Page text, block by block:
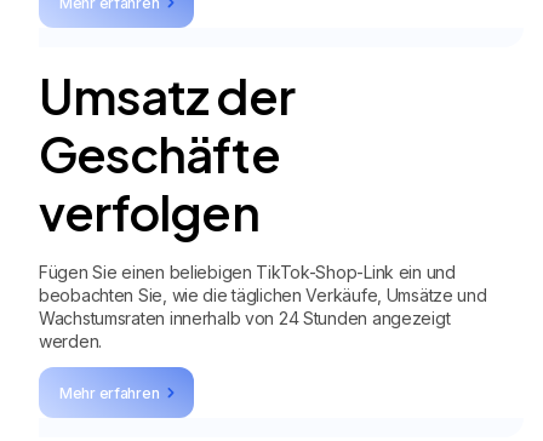
Umsatz der
Geschäfte
verfolgen
Fügen Sie einen beliebigen TikTok-Shop-Link ein und
beobachten Sie, wie die täglichen Verkäufe, Umsätze und
Wachstumsraten innerhalb von 24 Stunden angezeigt
werden.
Mehr erfahren